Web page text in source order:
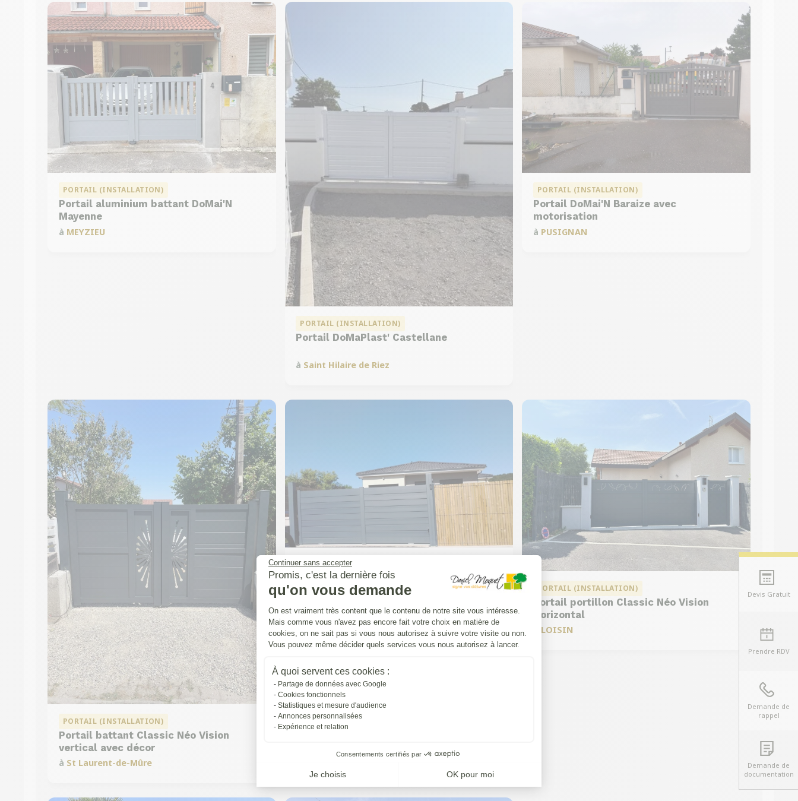
Continuer sans accepter
Promis, c'est la dernière fois
qu'on vous demande
Plateforme de Gestion du Consentement : Personnalisez vos Options
On est vraiment très content que le contenu de notre site vous intéresse.
Mais comme vous n'avez pas encore fait votre choix en matière de
cookies, on ne sait pas si vous nous autorisez à suivre votre visite ou non.
Vous pouvez même décider quels services vous nous autorisez à lancer.
À quoi servent ces cookies :
Partage de données avec Google
Cookies fonctionnels
Statistiques et mesure d'audience
Annonces personnalisées
Expérience et relation
Consentements certifiés par
Je choisis OK pour moi
Axeptio consent
PORTAIL (INSTALLATION)
Portail aluminium battant DoMai'N
Mayenne
à MEYZIEU
PORTAIL (INSTALLATION)
Portail DoMaPlast' Castellane
à Saint Hilaire de Riez
PORTAIL (INSTALLATION)
Portail DoMai'N Baraize avec
motorisation
à PUSIGNAN
PORTAIL (INSTALLATION)
Portail battant Classic Néo Vision
vertical avec décor
à St Laurent-de-Mûre
PORTAIL (INSTALLATION)
Portail Classic' Strong persienne 7016
PORTAIL (INSTALLATION)
Portail portillon Classic Néo Vision
Horizontal
LOISIN
Devis Gratuit
Prendre RDV
Demande de
rappel
Demande de
documentation